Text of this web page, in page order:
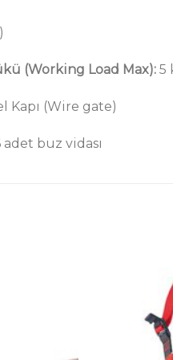
(Working Load Max):5
Kapı (Wire gate)
buz vidası